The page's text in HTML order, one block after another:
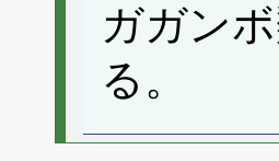
ガガン
る。